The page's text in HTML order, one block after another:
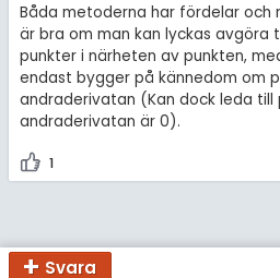
Båda metoderna har fördelar och
är bra om man kan lyckas avgöra
punkter i närheten av punkten,
endast bygger på kännedom om
andraderivatan (Kan dock leda till
andraderivatan är 0).
1
Svara